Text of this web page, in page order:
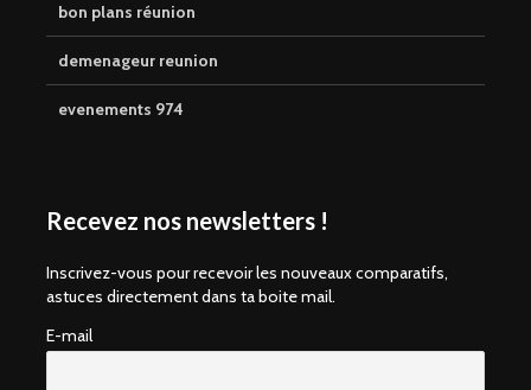
bon plans réunion
demenageur reunion
evenements 974
Recevez nos newsletters !
Inscrivez-vous pour recevoir les nouveaux comparatifs,
astuces directement dans ta boite mail.
E-mail